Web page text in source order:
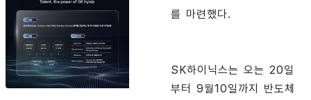
를 마련했다.
SK하이닉스는 오는 20일
부터 9월10일까지 반도체